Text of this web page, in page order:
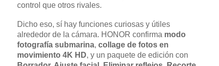
control que otros rivales.
Dicho eso, sí hay funciones curiosas y útiles
alrededor de la cámara. HONOR confirma modo
fotografía submarina, collage de fotos en
movimiento 4K HD, y un paquete de edición con